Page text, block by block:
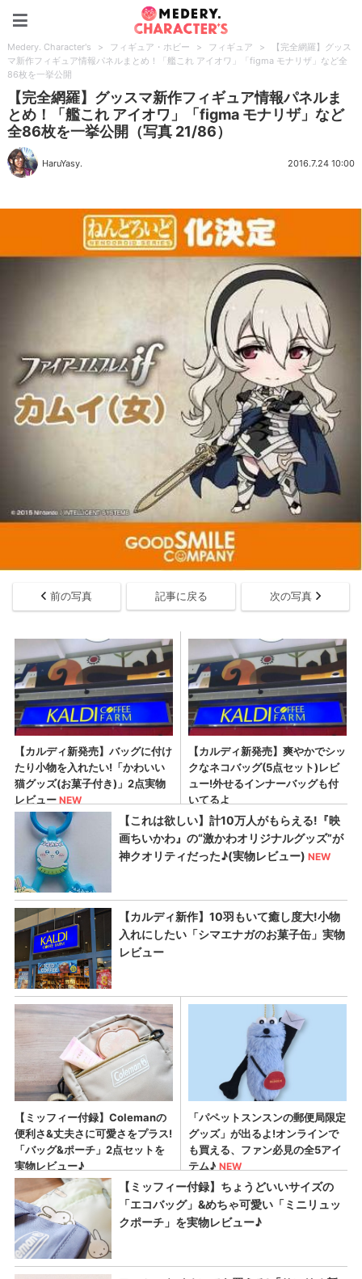
Medery. Character's > フィギュア・ホビー > フィギュア >
【完全網羅】グッス
マ新作フィギュア情報パネルまとめ！「艦これ アイオワ」「figma モナリザ」など全
86枚を一挙公開
【完全網羅】グッスマ新作フィギュア情報パネルま
とめ！「艦これ アイオワ」「figma モナリザ」など
全86枚を一挙公開（写真 21/86）
HaruYasy. 2016.7.24 10:00
前の写真 記事に戻る 次の写真